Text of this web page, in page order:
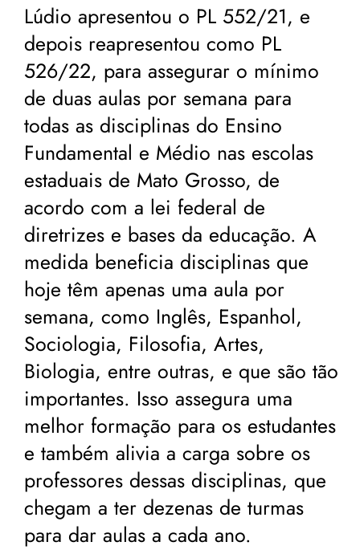
Lúdio apresentou o PL 552/21, e
depois reapresentou como PL
526/22, para assegurar o mínimo
de duas aulas por semana para
todas as disciplinas do Ensino
Fundamental e Médio nas escolas
estaduais de Mato Grosso, de
acordo com a lei federal de
diretrizes e bases da educação. A
medida beneficia disciplinas que
hoje têm apenas uma aula por
semana, como Inglês, Espanhol,
Sociologia, Filosofia, Artes,
Biologia, entre outras, e que são tão
importantes. Isso assegura uma
melhor formação para os estudantes
e também alivia a carga sobre os
professores dessas disciplinas, que
chegam a ter dezenas de turmas
para dar aulas a cada ano.